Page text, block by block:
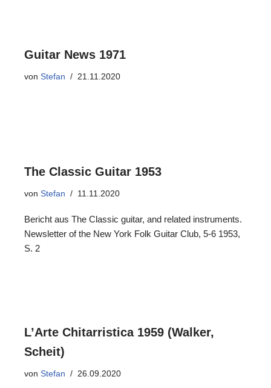
Guitar News 1971
von Stefan 21.11.2020
The Classic Guitar 1953
von Stefan 11.11.2020
Bericht aus The Classic guitar, and related instruments.
Newsletter of the New York Folk Guitar Club, 5-6 1953,
S. 2
L’Arte Chitarristica 1959 (Walker,
Scheit)
von Stefan 26.09.2020